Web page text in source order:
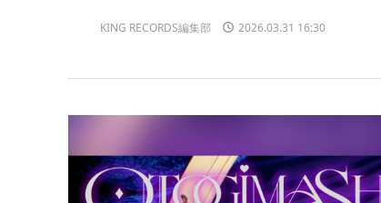
KING RECORDS編集部 2026.03.31 16:30